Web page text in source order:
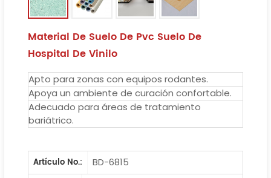
Material De Suelo De Pvc Suelo De
Hospital De Vinilo
Apto para zonas con equipos rodantes.
Apoya un ambiente de curación confortable.
Adecuado para áreas de tratamiento
bariátrico.
Artículo No.:
BD-6815